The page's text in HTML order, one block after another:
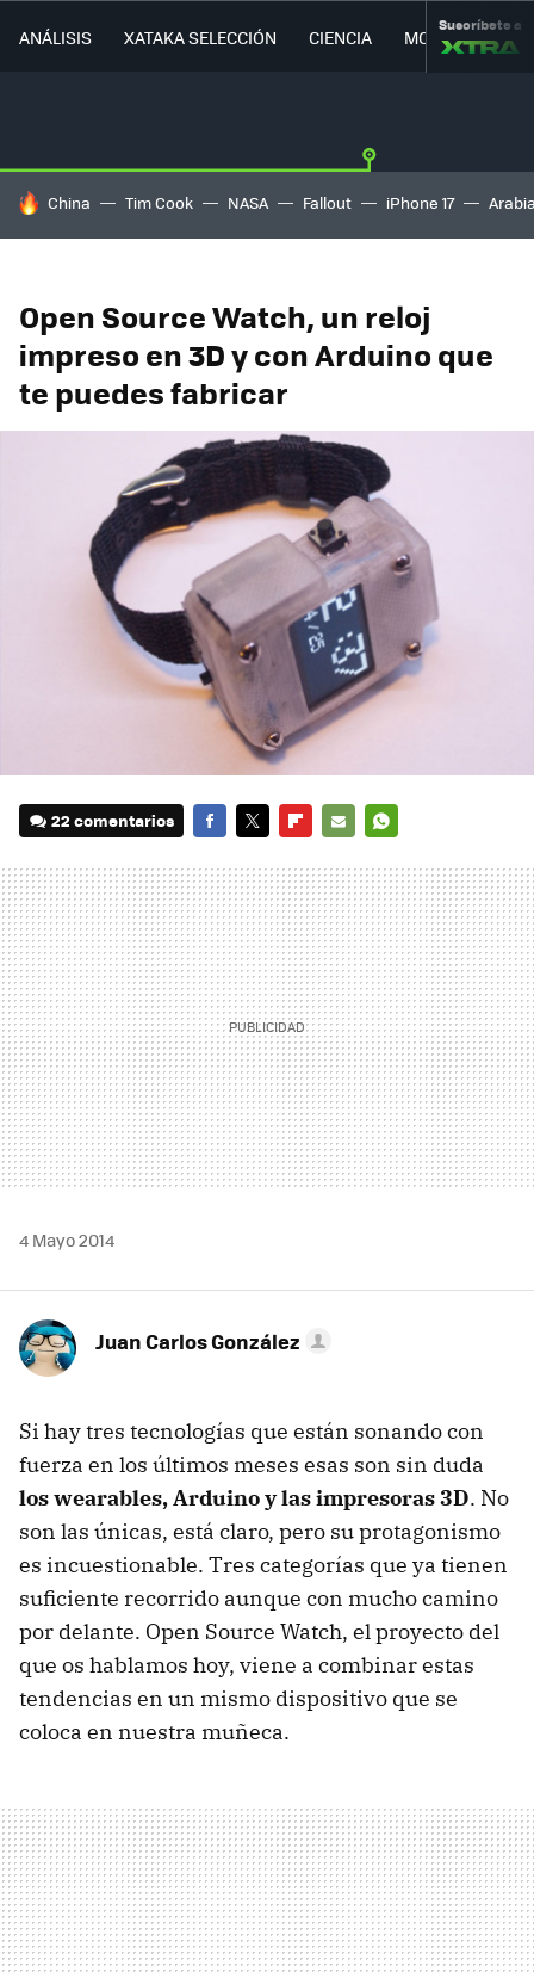
ANÁLISIS XATAKA SELECCIÓN CIENCIA MOVILIDAD
Suscríbete a
HOY SE HABLA DE
China Tim Cook NASA Fallout iPhone 17
Open Source Watch, un reloj
impreso en 3D y con Arduino que
te puedes fabricar
22 comentarios
MAIL
4 Mayo 2014
Juan Carlos González
Si hay tres tecnologías que están sonando con
fuerza en los últimos meses esas son sin duda
los wearables, Arduino y las impresoras 3D. No
son las únicas, está claro, pero su protagonismo
es incuestionable. Tres categorías que ya tienen
suficiente recorrido aunque con mucho camino
por delante. Open Source Watch, el proyecto del
que os hablamos hoy, viene a combinar estas
tendencias en un mismo dispositivo que se
coloca en nuestra muñeca.